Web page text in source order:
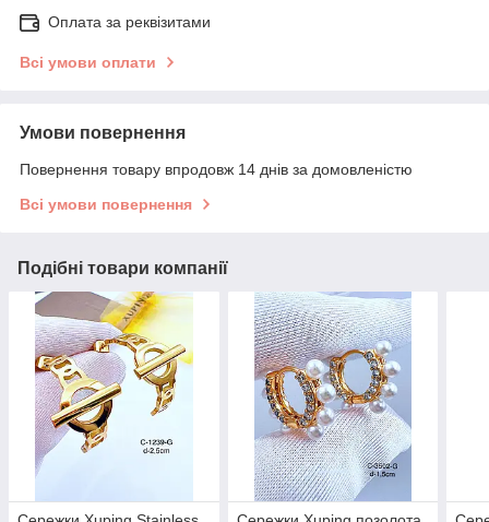
Оплата за реквізитами
Всі умови оплати
Умови повернення
Повернення товару впродовж 14 днів за домовленістю
Всі умови повернення
Подібні товари компанії